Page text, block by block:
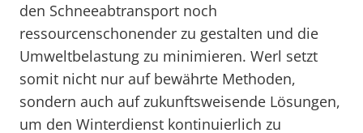
den Schneeabtransport noch
ressourcenschonender zu gestalten und die
Umweltbelastung zu minimieren. Werl setzt
somit nicht nur auf bewährte Methoden,
sondern auch auf zukunftsweisende Lösungen,
um den Winterdienst kontinuierlich zu